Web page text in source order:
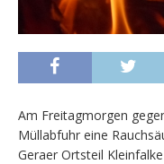
Am Freitagmorgen
Müllabfuhr eine
Geraer Ortsteil